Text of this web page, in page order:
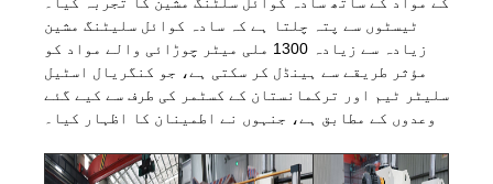
ٹیسٹوں سے پتہ چلتا ہے کہ سادہ کوائل سلیٹنگ مشین
زیادہ سے زیادہ 1300 ملی میٹر چوڑائی والے مواد کو
مؤثر طریقے سے ہینڈل کر سکتی ہے، جو کنگریال اسٹیل
سلیٹر ٹیم اور ترکمانستان کے کسٹمر کی طرف سے کیے گئے
وعدوں کے مطابق ہے، جنہوں نے اطمینان کا اظہار کیا۔